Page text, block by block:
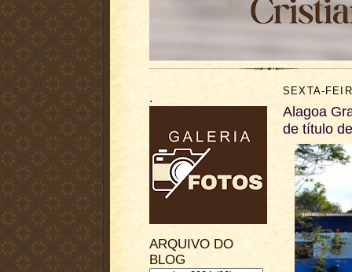
.
ARQUIVO DO
BLOG
SEXTA-
Alagoa
de título